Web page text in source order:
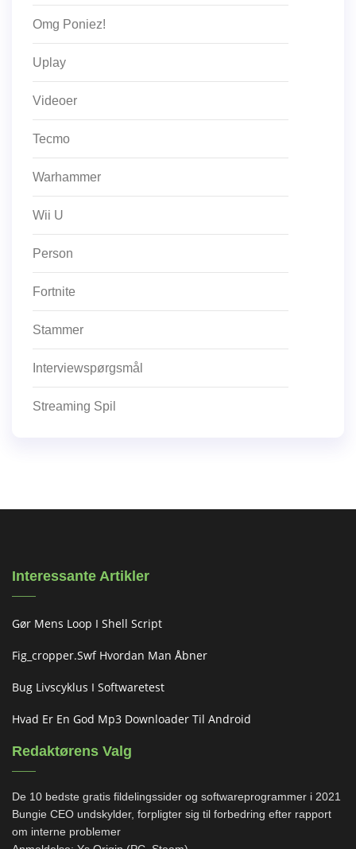
Omg Poniez!
Uplay
Videoer
Tecmo
Warhammer
Wii U
Person
Fortnite
Stammer
Interviewspørgsmål
Streaming Spil
Interessante Artikler
Gør Mens Loop I Shell Script
Fig_cropper.swf Hvordan Man Åbner
Bug Livscyklus I Softwaretest
Hvad Er En God Mp3 Downloader Til Android
Redaktørens Valg
De 10 bedste gratis fildelingssider og softwareprogrammer i 2021
Bungie CEO undskylder, forpligter sig til forbedring efter rapport
om interne problemer